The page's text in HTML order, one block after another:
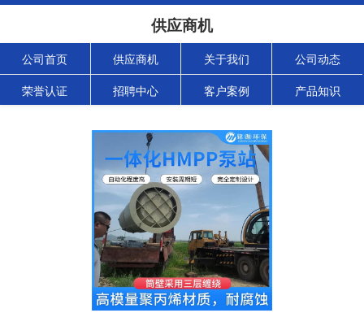
供应商机
公司首页 供应商机 关于我们 公司动态
荣誉认证 招聘中心 客户案例 产品知识